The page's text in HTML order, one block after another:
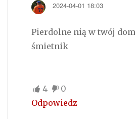
2024-04-01 18:03
Pierdolne nią w twój
śmietnik
4
0
Odpowiedz